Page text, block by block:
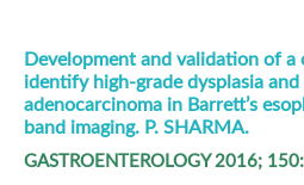
Development and validation of a
identify high-grade dysplasia and
adenocarcinoma in Barrett’s
band imaging. P. SHARMA.
GASTROENTEROLOGY 2016;